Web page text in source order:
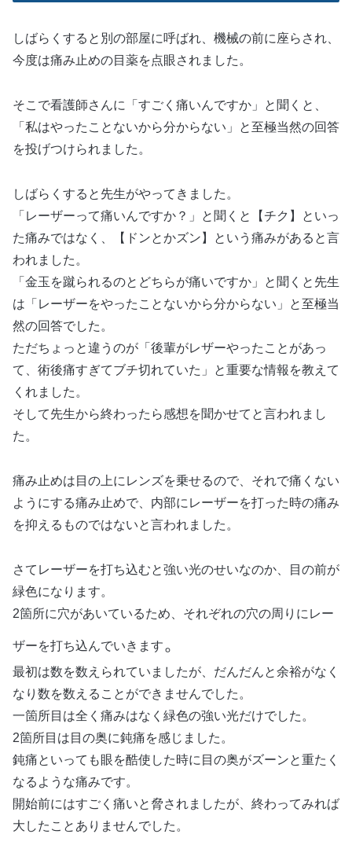
しばらくすると別の部屋に呼ばれ、機械の前に座らされ、
今度は痛み止めの目薬を点眼されました。
そこで看護師さんに「すごく痛いんですか」と聞くと、
「私はやったことないから分からない」と至極当然の回答
を投げつけられました。
しばらくすると先生がやってきました。
「レーザーって痛いんですか？」と聞くと【チク】といっ
た痛みではなく、【ドンとかズン】という痛みがあると言
われました。
「金玉を蹴られるのとどちらが痛いですか」と聞くと先生
は「レーザーをやったことないから分からない」と至極当
然の回答でした。
ただちょっと違うのが「後輩がレザーやったことがあっ
て、術後痛すぎてブチ切れていた」と重要な情報を教えて
くれました。
そして先生から終わったら感想を聞かせてと言われまし
た。
痛み止めは目の上にレンズを乗せるので、それで痛くない
ようにする痛み止めで、内部にレーザーを打った時の痛み
を抑えるものではないと言われました。
さてレーザーを打ち込むと強い光のせいなのか、目の前が
緑色になります。
2箇所に穴があいているため、それぞれの穴の周りにレー
ザーを打ち込んでいきます 。
最初は数を数えられていましたが、だんだんと余裕がなく
なり数を数えることができませんでした。
一箇所目は全く痛みはなく緑色の強い光だけでした。
2箇所目は目の奥に鈍痛を感じました。
鈍痛といっても眼を酷使した時に目の奥がズーンと重たく
なるような痛みです。
開始前にはすごく痛いと脅されましたが、終わってみれば
大したことありませんでした。